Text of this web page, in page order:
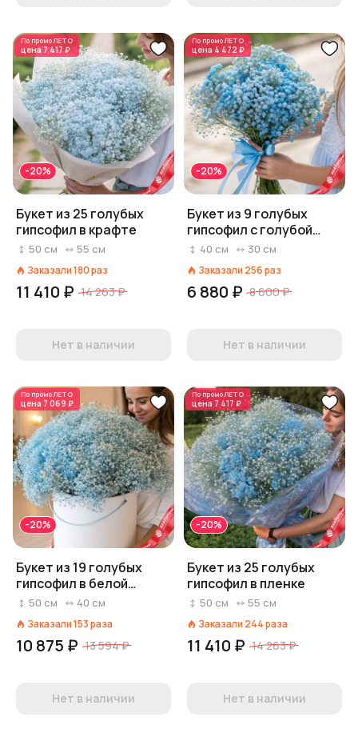
По промоЛЕТО
цена 7 417 ₽
-20%
Букет из 25 голубых
гипсофил в крафте
50 см 55 см
Заказали180раз
11 410 ₽ 14 263 ₽
Нет в наличии
По промоЛЕТО
цена 4 472 ₽
-20%
Букет из 9 голубых
гипсофил с голубой
лентой
40 см 30 см
Заказали 256раз
6 880 ₽ 8 600 ₽
Нет в наличии
По промоЛЕТО
цена 7 069 ₽
-20%
Букет из 19 голубых
гипсофил в белой
коробке
50 см 40 см
Заказали153раза
10 875 ₽ 13 594 ₽
Нет в наличии
По промоЛЕТО
цена 7 417 ₽
-20%
Букет из 25 голубых
гипсофил в пленке
50 см 55 см
Заказали 244раза
11 410 ₽ 14 263 ₽
Нет в наличии